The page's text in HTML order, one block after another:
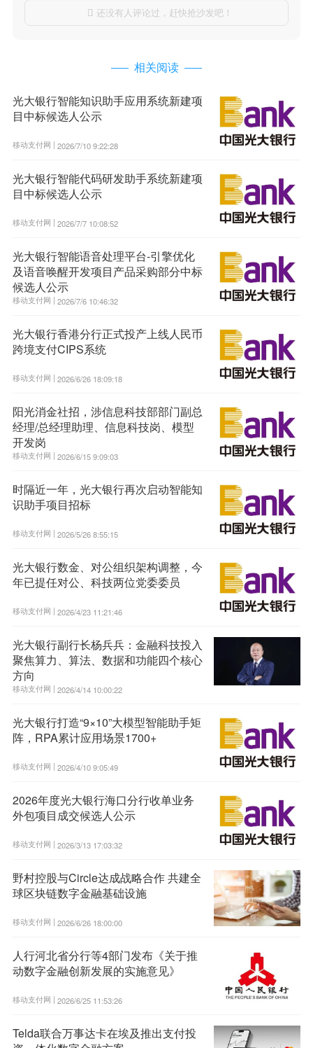
 还没有人评论过，赶快抢沙发吧！
相关阅读
光大银行智能知识助手应用系统新建项
目中标候选人公示
移动支付网 | 2026/7/10 9:22:28
光大银行智能代码研发助手系统新建项
目中标候选人公示
移动支付网 | 2026/7/7 10:08:52
光大银行智能语音处理平台-引擎优化
及语音唤醒开发项目产品采购部分中标
候选人公示
移动支付网 | 2026/7/6 10:46:32
光大银行香港分行正式投产上线人民币
跨境支付CIPS系统
移动支付网 | 2026/6/26 18:09:18
阳光消金社招，涉信息科技部部门副总
经理/总经理助理、信息科技岗、模型
开发岗
移动支付网 | 2026/6/15 9:09:03
时隔近一年，光大银行再次启动智能知
识助手项目招标
移动支付网 | 2026/5/26 8:55:15
光大银行数金、对公组织架构调整，今
年已提任对公、科技两位党委委员
移动支付网 | 2026/4/23 11:21:46
光大银行副行长杨兵兵：金融科技投入
聚焦算力、算法、数据和功能四个核心
方向
移动支付网 | 2026/4/14 10:00:22
光大银行打造“9×10”大模型智能助手矩
阵，RPA累计应用场景1700+
移动支付网 | 2026/4/10 9:05:49
2026年度光大银行海口分行收单业务
外包项目成交候选人公示
移动支付网 | 2026/3/13 17:03:32
野村控股与Circle达成战略合作 共建全
球区块链数字金融基础设施
移动支付网 | 2026/6/26 18:00:00
人行河北省分行等4部门发布《关于推
动数字金融创新发展的实施意见》
移动支付网 | 2026/6/25 11:53:26
Telda联合万事达卡在埃及推出支付投